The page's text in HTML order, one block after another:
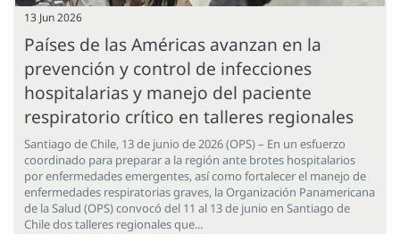
13 Jun 2026
Países de las Américas avanzan en la
prevención y control de infecciones
hospitalarias y manejo del paciente
respiratorio crítico en talleres regionales
Santiago de Chile, 13 de junio de 2026 (OPS) – En un esfuerzo
coordinado para preparar a la región ante brotes hospitalarios
por enfermedades emergentes, así como fortalecer el manejo de
enfermedades respiratorias graves, la Organización Panamericana
de la Salud (OPS) convocó del 11 al 13 de junio en Santiago de
Chile dos talleres regionales que...